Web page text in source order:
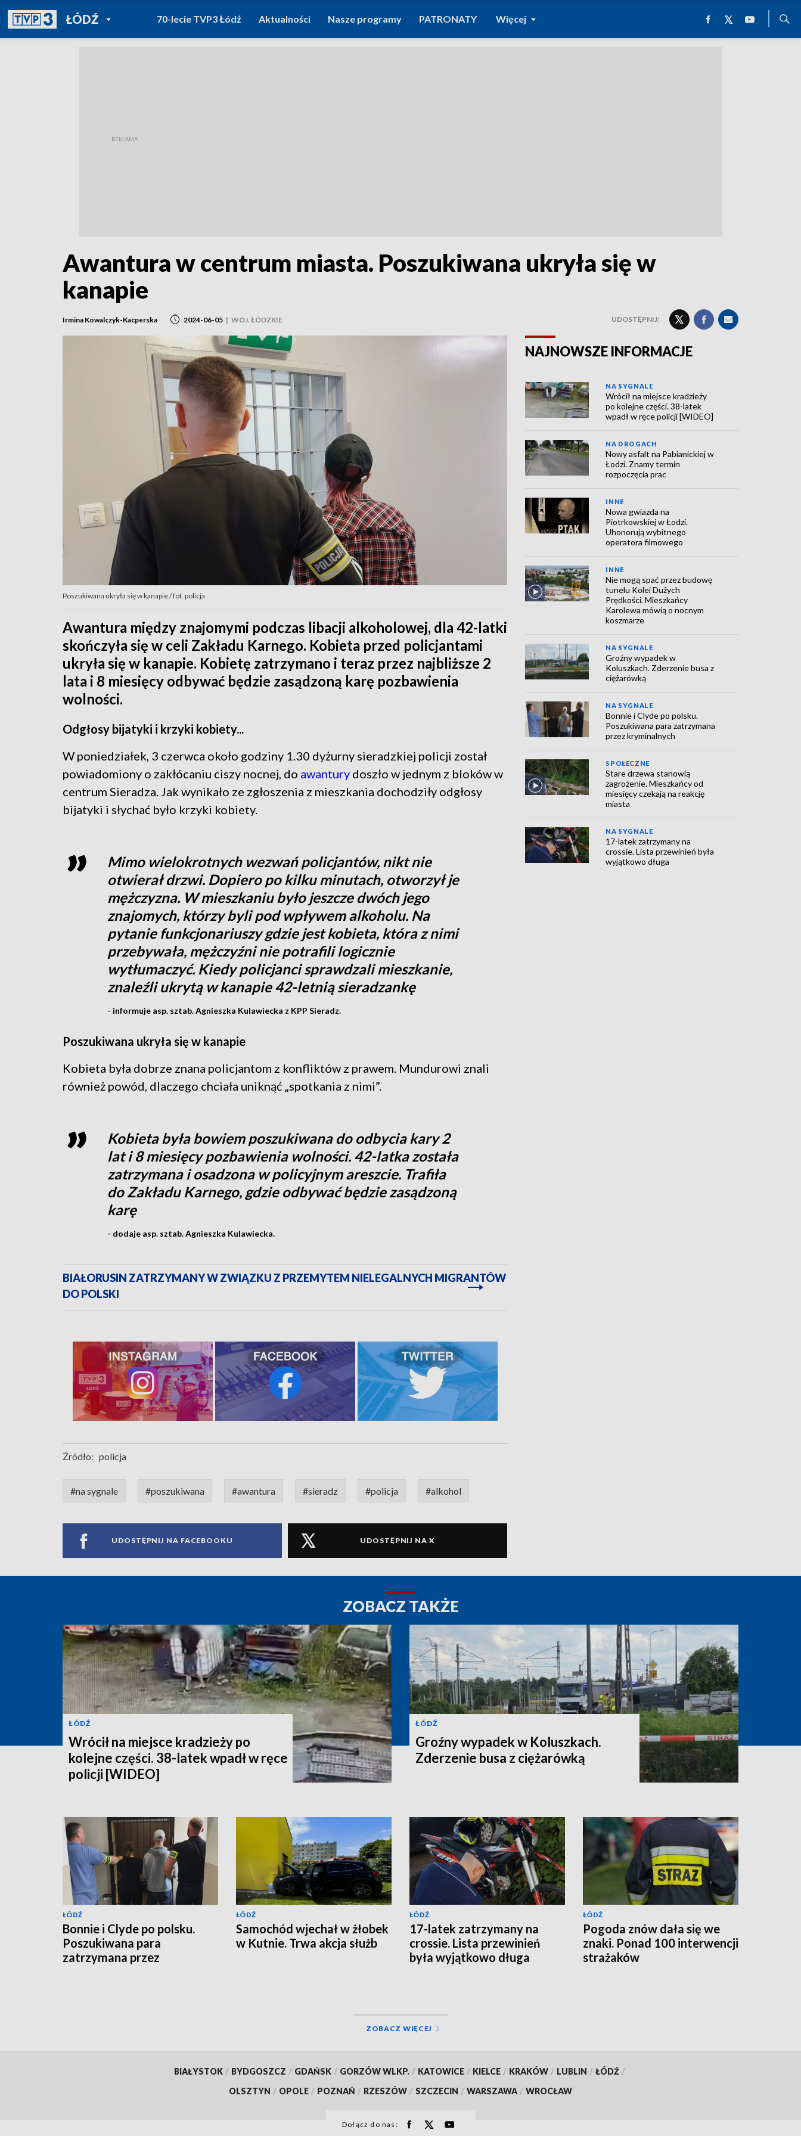
ŁÓDŹPOWRÓT DO
TVP REGIONY
70-lecie TVP3 Łódź Aktualności Nasze programy PATRONATY Więcej
Awantura w centrum miasta. Poszukiwana ukryła się w
kanapie
Irmina Kowalczyk-Kacperska 2024-06-05 | WOJ. ŁÓDZKIE UDOSTĘPNIJ:
Poszukiwana ukryła się w kanapie / fot. policja
Awantura między znajomymi podczas libacji alkoholowej, dla 42-latki
skończyła się w celi Zakładu Karnego. Kobieta przed policjantami
ukryła się w kanapie. Kobietę zatrzymano i teraz przez najbliższe 2
lata i 8 miesięcy odbywać będzie zasądzoną karę pozbawienia
wolności.
Odgłosy bijatyki i krzyki kobiety...
W poniedziałek, 3 czerwca około godziny 1.30 dyżurny sieradzkiej policji został
powiadomiony o zakłócaniu ciszy nocnej, do awantury doszło w jednym z bloków w
centrum Sieradza. Jak wynikało ze zgłoszenia z mieszkania dochodziły odgłosy
bijatyki i słychać było krzyki kobiety.
Mimo wielokrotnych wezwań policjantów, nikt nie
otwierał drzwi. Dopiero po kilku minutach, otworzył je
mężczyzna. W mieszkaniu było jeszcze dwóch jego
znajomych, którzy byli pod wpływem alkoholu. Na
pytanie funkcjonariuszy gdzie jest kobieta, która z nimi
przebywała, mężczyźni nie potrafili logicznie
wytłumaczyć. Kiedy policjanci sprawdzali mieszkanie,
znaleźli ukrytą w kanapie 42-letnią sieradzankę
- informuje asp. sztab. Agnieszka Kulawiecka z KPP Sieradz.
Poszukiwana ukryła się w kanapie
Kobieta była dobrze znana policjantom z konfliktów z prawem. Mundurowi znali
również powód, dlaczego chciała uniknąć „spotkania z nimi”.
Kobieta była bowiem poszukiwana do odbycia kary 2
lat i 8 miesięcy pozbawienia wolności. 42-latka została
zatrzymana i osadzona w policyjnym areszcie. Trafiła
do Zakładu Karnego, gdzie odbywać będzie zasądzoną
karę
- dodaje asp. sztab. Agnieszka Kulawiecka.
BIAŁORUSIN ZATRZYMANY W ZWIĄZKU Z PRZEMYTEM NIELEGALNYCH MIGRANTÓW
DO POLSKI
Źródło: policja
#na sygnale #poszukiwana #awantura #sieradz #policja #alkohol
UDOSTĘPNIJ NA FACEBOOKU UDOSTĘPNIJ NA X
NAJNOWSZE INFORMACJE
NA SYGNALE
Wrócił na miejsce kradzieży
po kolejne części. 38-latek
wpadł w ręce policji [WIDEO]
NA DROGACH
Nowy asfalt na Pabianickiej w
Łodzi. Znamy termin
rozpoczęcia prac
INNE
Nowa gwiazda na
Piotrkowskiej w Łodzi.
Uhonorują wybitnego
operatora filmowego
INNE
Nie mogą spać przez budowę
tunelu Kolei Dużych
Prędkości. Mieszkańcy
Karolewa mówią o nocnym
koszmarze
NA SYGNALE
Groźny wypadek w
Koluszkach. Zderzenie busa z
ciężarówką
NA SYGNALE
Bonnie i Clyde po polsku.
Poszukiwana para zatrzymana
przez kryminalnych
SPOŁECZNE
Stare drzewa stanowią
zagrożenie. Mieszkańcy od
miesięcy czekają na reakcję
miasta
NA SYGNALE
17-latek zatrzymany na
crossie. Lista przewinień była
wyjątkowo długa
ZOBACZ TAKŻE
ŁÓDŹ
Wrócił na miejsce kradzieży po
kolejne części. 38-latek wpadł w ręce
policji [WIDEO]
ŁÓDŹ
Groźny wypadek w Koluszkach.
Zderzenie busa z ciężarówką
ŁÓDŹ
Bonnie i Clyde po polsku.
Poszukiwana para
zatrzymana przez
ŁÓDŹ
Samochód wjechał w żłobek
w Kutnie. Trwa akcja służb
ŁÓDŹ
17-latek zatrzymany na
crossie. Lista przewinień
była wyjątkowo długa
ŁÓDŹ
Pogoda znów dała się we
znaki. Ponad 100 interwencji
strażaków
ZOBACZ WIĘCEJ
BIAŁYSTOK / BYDGOSZCZ / GDAŃSK / GORZÓW WLKP. / KATOWICE / KIELCE / KRAKÓW / LUBLIN / ŁÓDŹ /
OLSZTYN / OPOLE / POZNAŃ / RZESZÓW / SZCZECIN / WARSZAWA / WROCŁAW
Dołącz do nas: